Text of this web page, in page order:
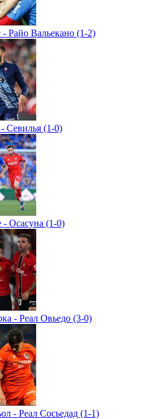
Райо Вальекано (1-2)
Севилья (1-0)
- Осасуна (1-0)
- Реал Овьедо (3-0)
- Реал Сосьедад (1-1)